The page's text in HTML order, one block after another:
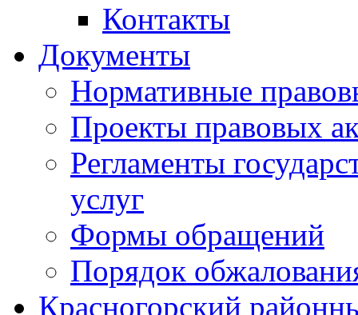
Контакты
Документы
Нормативные
Проекты правовых
Регламенты
услуг
Формы обращений
Порядок
Красногорский